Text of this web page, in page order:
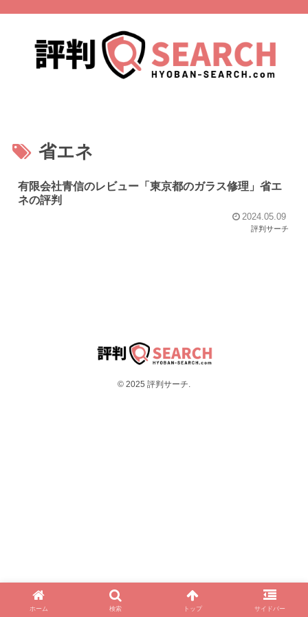
省エネ
有限会社青信のレビュー「東京都のガラス修理」省エ
ネの評判
2024.05.09
評判サーチ
© 2025 評判サーチ.
ホーム 検索 トップ サイドバー